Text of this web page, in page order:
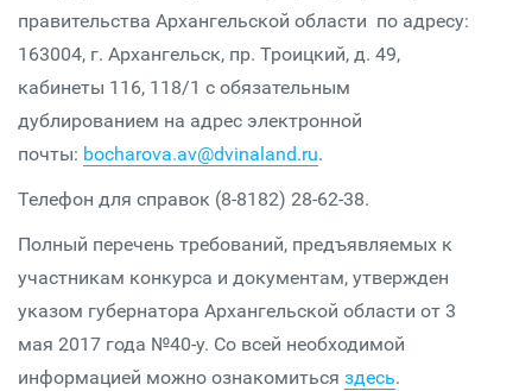
правительства Архангельской области по адресу:
163004, г. Архангельск, пр. Троицкий, д. 49,
кабинеты 116, 118/1 с обязательным
дублированием на адрес электронной
почты: bocharova.av@dvinaland.ru.
Телефон для справок (8-8182) 28-62-38.
Полный перечень требований, предъявляемых к
участникам конкурса и документам, утвержден
указом губернатора Архангельской области от 3
мая 2017 года №40-у. Со всей необходимой
информацией можно ознакомиться здесь.